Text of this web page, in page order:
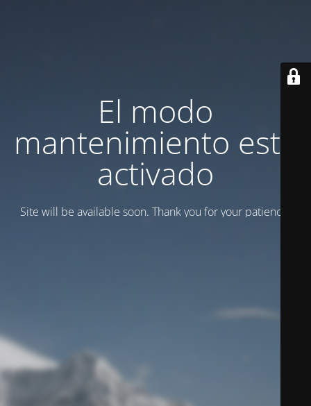
El modo
mantenimiento está
activado
Site will be available soon. Thank you for your patience!